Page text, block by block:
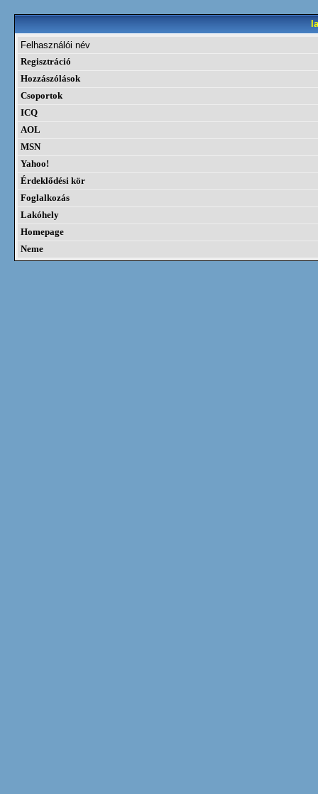
Felhasználói név
Regisztráció
Hozzászólások
Csoportok
ICQ
AOL
MSN
Yahoo!
Érdeklődési kör
Foglalkozás
Lakóhely
Homepage
Neme